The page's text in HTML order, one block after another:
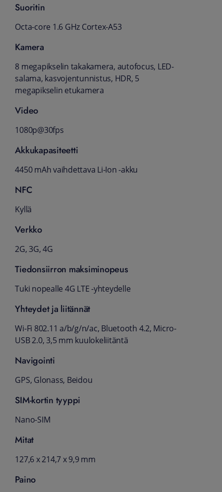
Suoritin
Octa-core 1.6 GHz Cortex-A53
Kamera
8 megapikselin takakamera, autofocus, LED-
salama, kasvojentunnistus, HDR, 5
megapikselin etukamera
Video
1080p@30fps
Akkukapasiteetti
4450 mAh vaihdettava Li-Ion -akku
NFC
Kyllä
Verkko
2G, 3G, 4G
Tiedonsiirron maksiminopeus
Tuki nopealle 4G LTE -yhteydelle
Yhteydet ja liitännät
Wi-Fi 802.11 a/b/g/n/ac, Bluetooth 4.2, Micro-
USB 2.0, 3,5 mm kuulokeliitäntä
Navigointi
GPS, Glonass, Beidou
SIM-kortin tyyppi
Nano-SIM
Mitat
127,6 x 214,7 x 9,9 mm
Paino